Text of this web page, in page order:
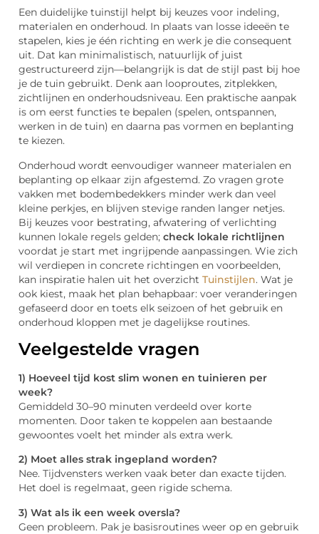
Een duidelijke tuinstijl helpt bij keuzes voor indeling,
materialen en onderhoud. In plaats van losse ideeën te
stapelen, kies je één richting en werk je die consequent
uit. Dat kan minimalistisch, natuurlijk of juist
gestructureerd zijn—belangrijk is dat de stijl past bij hoe
je de tuin gebruikt. Denk aan looproutes, zitplekken,
zichtlijnen en onderhoudsniveau. Een praktische aanpak
is om eerst functies te bepalen (spelen, ontspannen,
werken in de tuin) en daarna pas vormen en beplanting
te kiezen.
Onderhoud wordt eenvoudiger wanneer materialen en
beplanting op elkaar zijn afgestemd. Zo vragen grote
vakken met bodembedekkers minder werk dan veel
kleine perkjes, en blijven stevige randen langer netjes.
Bij keuzes voor bestrating, afwatering of verlichting
kunnen lokale regels gelden; check lokale richtlijnen
voordat je start met ingrijpende aanpassingen. Wie zich
wil verdiepen in concrete richtingen en voorbeelden,
kan inspiratie halen uit het overzicht Tuinstijlen. Wat je
ook kiest, maak het plan behapbaar: voer veranderingen
gefaseerd door en toets elk seizoen of het gebruik en
onderhoud kloppen met je dagelijkse routines.
Veelgestelde vragen
1) Hoeveel tijd kost slim wonen en tuinieren per
week?
Gemiddeld 30–90 minuten verdeeld over korte
momenten. Door taken te koppelen aan bestaande
gewoontes voelt het minder als extra werk.
2) Moet alles strak ingepland worden?
Nee. Tijdvensters werken vaak beter dan exacte tijden.
Het doel is regelmaat, geen rigide schema.
3) Wat als ik een week oversla?
Geen probleem. Pak je basisroutines weer op en gebruik